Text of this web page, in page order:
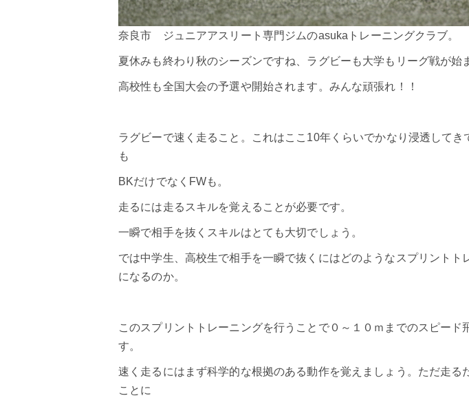
奈良市 ジュニアアスリート専門ジムのasukaトレーニングクラブ。
夏休みも終わり秋のシーズンですね、ラグビーも大学もリーグ戦が始
高校性も全国大会の予選や開始されます。みんな頑張れ！！
ラグビーで速く走ること。これはここ10年くらいでかなり浸透してき
も
BKだけでなくFWも。
走るには走るスキルを覚えることが必要です。
一瞬で相手を抜くスキルはとても大切でしょう。
では中学生、高校生で相手を一瞬で抜くにはどのようなスプリントト
になるのか。
このスプリントトレーニングを行うことで０～１０ｍまでのスピード
す。
速く走るにはまず科学的な根拠のある動作を覚えましょう。ただ走る
ことに